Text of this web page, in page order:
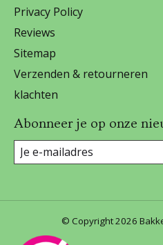
Privacy Policy
Reviews
Sitemap
Verzenden & retourneren
klachten
Abonneer je op onze
© Copyright 2026